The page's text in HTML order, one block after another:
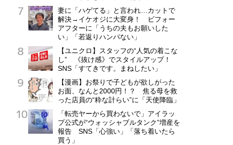
妻に「ハゲてる」と言われ…カットで
解決→イケオジに大変身！ ビフォー
アフターに「うちの夫もお願いした
い」「若返りハンパない」
【ユニクロ】スタッフの“人気の着こな
し” 《抜け感》でスタイルアップ！
SNS「すてきです。まねしたい」
【漫画】お祭りで子どもが欲しがった
お面、なんと2000円！？ 焦る母を救
った店員の“粋な計らい”に「天使降臨」
「転売ヤーから買わないで」アイラッ
プ公式が“ウォッシャブルタンク”増産を
報告 SNS「心強い」「落ち着いたら
買う」